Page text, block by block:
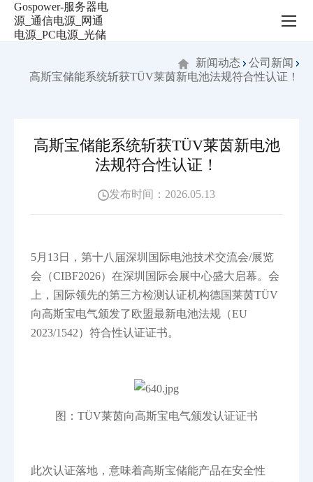
动
新闻动态
公司新闻
高斯宝储能系统斩获TÜV莱茵新电池法规符合性认证！
高斯宝储能系统斩获TÜV莱茵新电池
法规符合性认证！
发布时间：2026.05.13
5月13日，第十八届深圳国际电池技术交流会/展览
会（CIBF2026）在深圳国际会展中心盛大启幕。会
上，国际领先的第三方检测认证机构德国莱茵TÜV
向高斯宝电气颁发了欧盟最新电池法规（EU
2023/1542）符合性认证证书。
图：TÜV莱茵向高斯宝电气颁发认证证书
此次认证落地，意味着高斯宝储能产品在安全性